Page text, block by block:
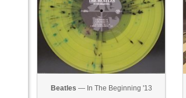
Beatles — In The Beginning '13